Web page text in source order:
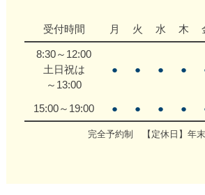
受付時間 月 火 水 木
8:30～12:00
土日祝は
～13:00
● ● ● ●
15:00～19:00 ● ● ● ●
完全予約制 【定休日】年